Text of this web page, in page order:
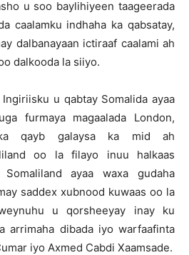
u soo baylihiyeen taageerada
caalamku indhaha ka qabsatay,
dalbanayaan ictiraaf caalami ah
dalkooda la siiyo.
u qabtay Somalida ayaa
furmaya magaalada London,
ka qayb galaysa ka mid ah
oo la filayo inuu halkaas
ayaa waxa gudaha
saddex xubnood kuwaas oo la
u qorsheeyay inay ku
arrimaha dibada iyo warfaafinta
iyo Axmed Cabdi Xaamsade.